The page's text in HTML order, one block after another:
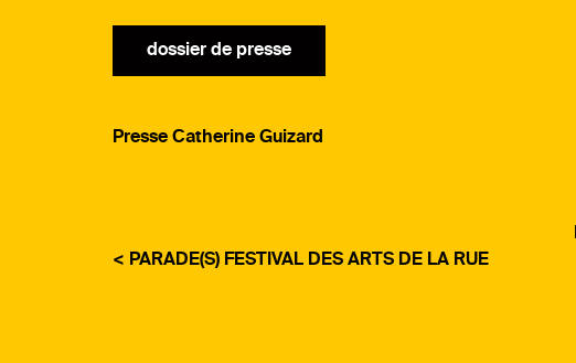
dossier de presse
Presse Catherine Guizard
< PARADE(S) FESTIVAL DES ARTS DE LA RUE